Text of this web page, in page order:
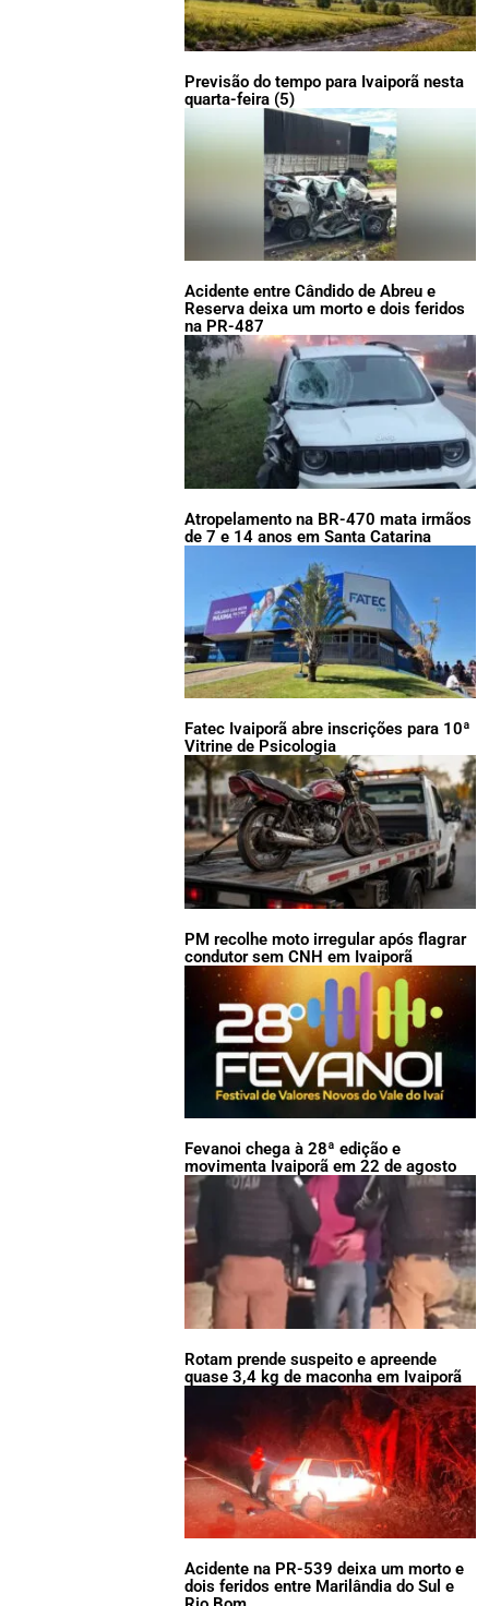
Previsão do tempo para Ivaiporã nesta
quarta-feira (5)
Acidente entre Cândido de Abreu e
Reserva deixa um morto e dois feridos
na PR-487
Atropelamento na BR-470 mata irmãos
de 7 e 14 anos em Santa Catarina
Fatec Ivaiporã abre inscrições para 10ª
Vitrine de Psicologia
PM recolhe moto irregular após flagrar
condutor sem CNH em Ivaiporã
Fevanoi chega à 28ª edição e
movimenta Ivaiporã em 22 de agosto
Rotam prende suspeito e apreende
quase 3,4 kg de maconha em Ivaiporã
Acidente na PR-539 deixa um morto e
dois feridos entre Marilândia do Sul e